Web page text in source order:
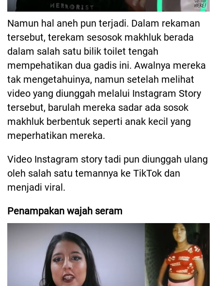
Namun hal aneh pun terjadi. Dalam rekaman
tersebut, terekam sesosok makhluk berada
dalam salah satu bilik toilet tengah
mempehatikan dua gadis ini. Awalnya mereka
tak mengetahuinya, namun setelah melihat
video yang diunggah melalui Instagram Story
tersebut, barulah mereka sadar ada sosok
makhluk berbentuk seperti anak kecil yang
meperhatikan mereka.
Video Instagram story tadi pun diunggah ulang
oleh salah satu temannya ke TikTok dan
menjadi viral.
Penampakan wajah seram